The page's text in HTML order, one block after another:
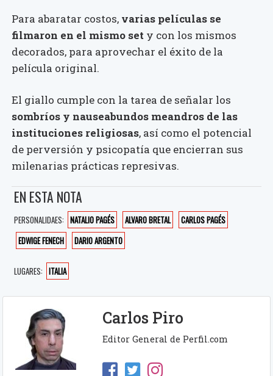
Para abaratar costos, varias películas se
filmaron en el mismo set y con los mismos
decorados, para aprovechar el éxito de la
película original.
El giallo cumple con la tarea de señalar los
sombríos y nauseabundos meandros de las
instituciones religiosas, así como el potencial
de perversión y psicopatía que encierran sus
milenarias prácticas represivas.
EN ESTA NOTA
PERSONALIDAES: NATALIO PAGÉS ALVARO BRETAL
CARLOS PAGÉS
EDWIGE FENECH
DARIO ARGENTO
LUGARES: ITALIA
Carlos Piro
Editor General de Perfil.com